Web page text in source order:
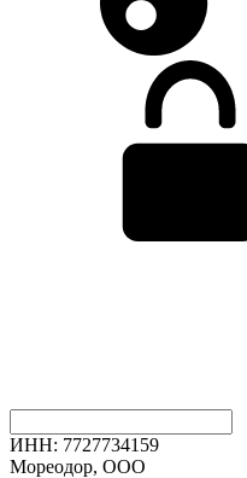
ИНН: 7727734159
Мореодор, ООО